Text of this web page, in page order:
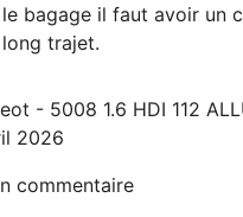
bagage il faut avoir un
trajet.
- 5008 1.6 HDI 112
2026
commentaire